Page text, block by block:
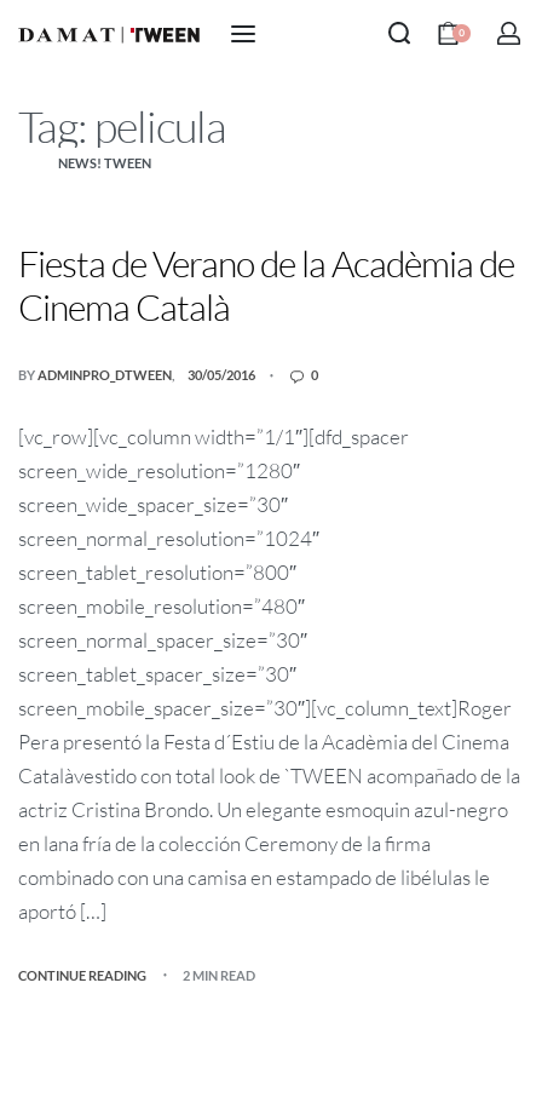
0
Tag: pelicula
NEWS! TWEEN
Fiesta de Verano de la Acadèmia de
Cinema Català
BYADMINPRO_DTWEEN 30/05/2016 0
[vc_row][vc_column width=”1/1″][dfd_spacer
screen_wide_resolution=”1280″
screen_wide_spacer_size=”30″
screen_normal_resolution=”1024″
screen_tablet_resolution=”800″
screen_mobile_resolution=”480″
screen_normal_spacer_size=”30″
screen_tablet_spacer_size=”30″
screen_mobile_spacer_size=”30″][vc_column_text]Roger
Pera presentó la Festa d´Estiu de la Acadèmia del Cinema
Catalàvestido con total look de `TWEEN acompañado de la
actriz Cristina Brondo. Un elegante esmoquin azul-negro
en lana fría de la colección Ceremony de la firma
combinado con una camisa en estampado de libélulas le
aportó […]
CONTINUE READING 2 MIN READ